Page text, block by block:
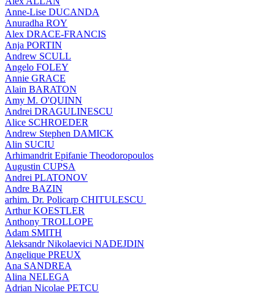
Anne-Lise DUCANDA
Anuradha ROY
Alex DRACE-FRANCIS
Anja PORTIN
Andrew SCULL
Angelo FOLEY
Annie GRACE
Alain BARATON
Amy M. O'QUINN
Andrei DRAGULINESCU
Alice SCHROEDER
Andrew Stephen DAMICK
Alin SUCIU
Arhimandrit Epifanie Theodoropoulos
Augustin CUPSA
Andrei PLATONOV
Andre BAZIN
arhim. Dr. Policarp CHITULESCU
Arthur KOESTLER
Anthony TROLLOPE
Adam SMITH
Aleksandr Nikolaevici NADEJDIN
Angelique PREUX
Ana SANDREA
Alina NELEGA
Adrian Nicolae PETCU